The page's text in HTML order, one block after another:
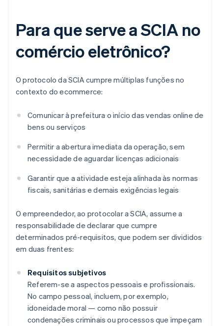
Para que serve a SCIA no
comércio eletrônico?
O protocolo da SCIA cumpre múltiplas funções no
contexto do ecommerce:
Comunicar à prefeitura o início das vendas online de
bens ou serviços
Permitir a abertura imediata da operação, sem
necessidade de aguardar licenças adicionais
Garantir que a atividade esteja alinhada às normas
fiscais, sanitárias e demais exigências legais
O empreendedor, ao protocolar a SCIA, assume a
responsabilidade de declarar que cumpre
determinados pré-requisitos, que podem ser divididos
em duas frentes:
Requisitos subjetivos
Referem-se a aspectos pessoais e profissionais.
No campo pessoal, incluem, por exemplo,
idoneidade moral — como não possuir
condenações criminais ou processos que impeçam